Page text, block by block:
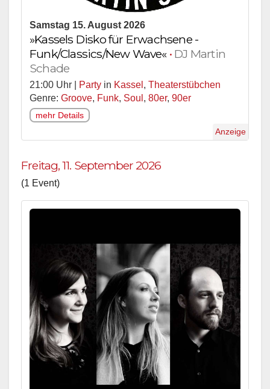
Samstag 15. August 2026
»Kassels Disko für Erwachsene -
Funk/Classics/New Wave« • DJ Martin
Schade
21:00 Uhr | Party in Kassel , Theaterstübchen
Genre: Groove, Funk, Soul , 80er, 90er
mehr Details
Anzeige
Freitag, 11. September 2026
(1 Event)